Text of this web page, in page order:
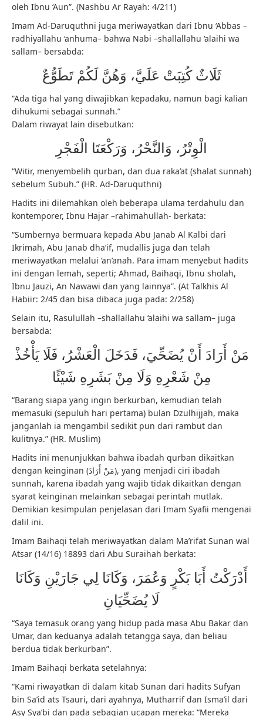
oleh Ibnu ‘Aun”. (Nashbu Ar Rayah: 4/211)
Imam Ad-Daruquthni juga meriwayatkan dari Ibnu ‘Abbas –
radhiyallahu ‘anhuma– bahwa Nabi –shallallahu ‘alaihi wa
sallam– bersabda:
ثَلَاثٌ كُتِبَتْ عَلَيَّ، وَهُنَّ لَكُمْ تَطَوُّعٌ
“Ada tiga hal yang diwajibkan kepadaku, namun bagi kalian
dihukumi sebagai sunnah.”
Dalam riwayat lain disebutkan:
الْوِتْرُ، وَالنَّحْرُ، وَرَكْعَتَا الْفَجْرِ
“Witir, menyembelih qurban, dan dua raka’at (shalat sunnah)
sebelum Subuh.” (HR. Ad-Daruquthni)
Hadits ini dilemahkan oleh beberapa ulama terdahulu dan
kontemporer, Ibnu Hajar –rahimahullah- berkata:
“Sumbernya bermuara kepada Abu Janab Al Kalbi dari
Ikrimah, Abu Janab dha’if, mudallis juga dan telah
meriwayatkan melalui ‘an’anah. Para imam menyebut hadits
ini dengan lemah, seperti; Ahmad, Baihaqi, Ibnu sholah,
Ibnu Jauzi, An Nawawi dan yang lainnya”. (At Talkhis Al
Habiir: 2/45 dan bisa dibaca juga pada: 2/258)
Selain itu, Rasulullah –shallallahu ‘alaihi wa sallam– juga
bersabda:
مَنْ أَرَادَ أَنْ يُضَحِّيَ، فَدَخَلَ الْعَشْرُ، فَلَا يَأْخُذْ
مِنْ شَعْرِهِ وَلَا مِنْ بَشَرِهِ شَيْئًا
“Barang siapa yang ingin berkurban, kemudian telah
memasuki (sepuluh hari pertama) bulan Dzulhijjah, maka
janganlah ia mengambil sedikit pun dari rambut dan
kulitnya.” (HR. Muslim)
Hadits ini menunjukkan bahwa ibadah qurban dikaitkan
dengan keinginan (مَنْ أَرَادَ), yang menjadi ciri ibadah
sunnah, karena ibadah yang wajib tidak dikaitkan dengan
syarat keinginan melainkan sebagai perintah mutlak.
Demikian kesimpulan penjelasan dari Imam Syafii mengenai
dalil ini.
Imam Baihaqi telah meriwayatkan dalam Ma’rifat Sunan wal
Atsar (14/16) 18893 dari Abu Suraihah berkata:
أَدْرَكْتُ أَبَا بَكْرٍ وَعُمَرَ، وَكَانَا لِي جَارَيْنِ وَكَانَا
لَا يُضَحِّيَانِ
“Saya temasuk orang yang hidup pada masa Abu Bakar dan
Umar, dan keduanya adalah tetangga saya, dan beliau
berdua tidak berkurban”.
Imam Baihaqi berkata setelahnya:
“Kami riwayatkan di dalam kitab Sunan dari hadits Sufyan
bin Sa’id ats Tsauri, dari ayahnya, Mutharrif dan Isma’il dari
Asy Sya’bi dan pada sebagian ucapan mereka: “Mereka